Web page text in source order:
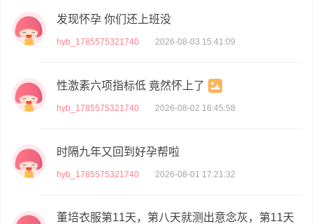
发现怀孕 你们还上班没
hyb_1785575321740 2026-08-03 15:41:09
性激素六项指标低 竟然怀上了
hyb_1785575321740 2026-08-02 16:45:58
时隔九年又回到好孕帮啦
hyb_1785575321740 2026-08-01 17:21:32
董培衣服第11天，第八天就测出意念灰，第11天